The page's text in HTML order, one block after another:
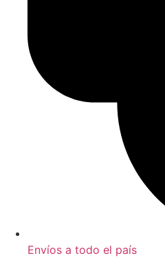
Envíos a todo el país